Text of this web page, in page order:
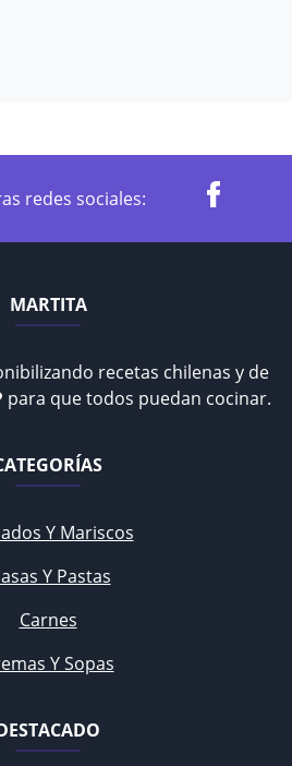
redes sociales:
MARTITA
recetas chilenas y de
que todos puedan cocinar.
Y Mariscos
Y Pastas
Carnes
Y Sopas